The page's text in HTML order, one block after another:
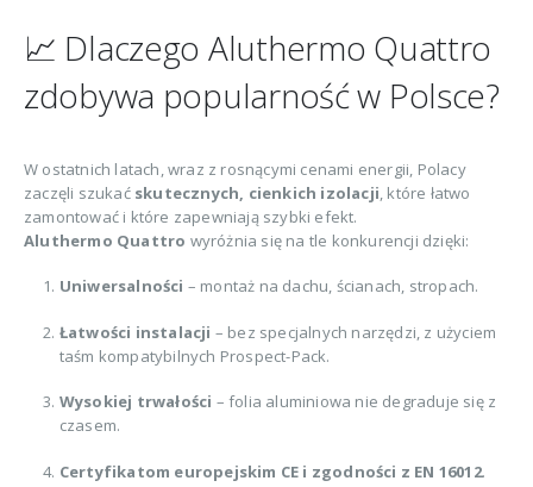
📈 Dlaczego Aluthermo Quattro
zdobywa popularność w Polsce?
W ostatnich latach, wraz z rosnącymi cenami energii, Polacy
zaczęli szukać skutecznych, cienkich izolacji , które łatwo
zamontować i które zapewniają szybki efekt.
Aluthermo Quattro wyróżnia się na tle konkurencji dzięki:
Uniwersalności – montaż na dachu, ścianach, stropach.
Łatwości instalacji – bez specjalnych narzędzi, z użyciem
taśm kompatybilnych Prospect-Pack.
Wysokiej trwałości – folia aluminiowa nie degraduje się z
czasem.
Certyfikatom europejskim CE i zgodności z EN 16012.